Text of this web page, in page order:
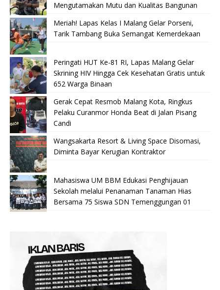
Mengutamakan Mutu dan Kualitas Bangunan
Meriah! Lapas Kelas I Malang Gelar Porseni,
Tarik Tambang Buka Semangat Kemerdekaan
Peringati HUT Ke-81 RI, Lapas Malang Gelar
Skrining HIV Hingga Cek Kesehatan Gratis untuk
652 Warga Binaan
Gerak Cepat Resmob Malang Kota, Ringkus
Pelaku Curanmor Honda Beat di Jalan Pisang
Candi
Wangsakarta Resort & Living Space Disomasi,
Diminta Bayar Kerugian Kontraktor
Mahasiswa UM BBM Edukasi Penghijauan
Sekolah melalui Penanaman Tanaman Hias
Bersama 75 Siswa SDN Temenggungan 01